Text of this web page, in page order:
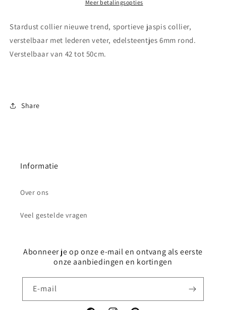
lederenMeer betalingsopties
Stardust collier nieuwe trend, sportieve jaspis collier,
verstelbaar met lederen veter, edelsteentjes 6mm rond.
Verstelbaar van 42 tot 50cm.
Share
Informatie
Over ons
Veel gestelde vragen
Abonneer je op onze e-mail en ontvang als eerste
onze aanbiedingen en kortingen
E‑mail